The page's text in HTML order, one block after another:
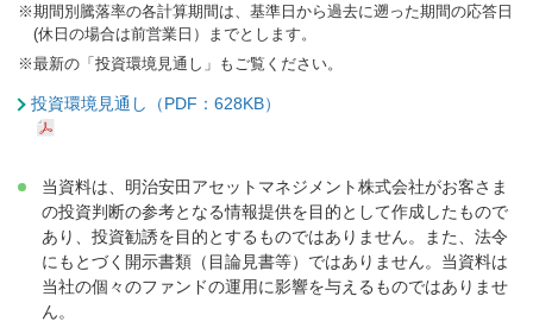
※期間別騰落率の各計算期間は、基準日から過去に遡った期間の応答日
(休日の場合は前営業日）までとします。
※最新の「投資環境見通し」もご覧ください。
投資環境見通し（PDF：628KB）
当資料は、明治安田アセットマネジメント株式会社がお客さま
の投資判断の参考となる情報提供を目的として作成したもので
あり、投資勧誘を目的とするものではありません。また、法令
にもとづく開示書類（目論見書等）ではありません。当資料は
当社の個々のファンドの運用に影響を与えるものではありませ
ん。